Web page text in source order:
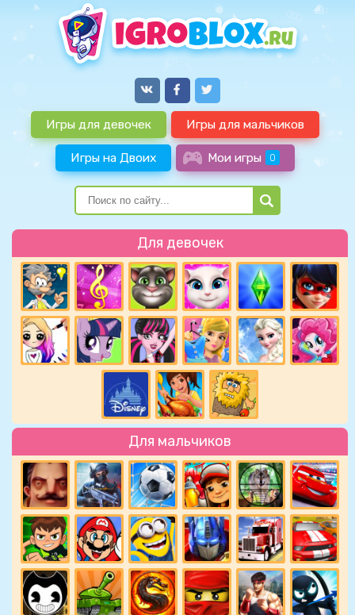
Игры для девочек Игры для мальчиков
Игры на Двоих Мои игры 0
Для девочек
Для мальчиков